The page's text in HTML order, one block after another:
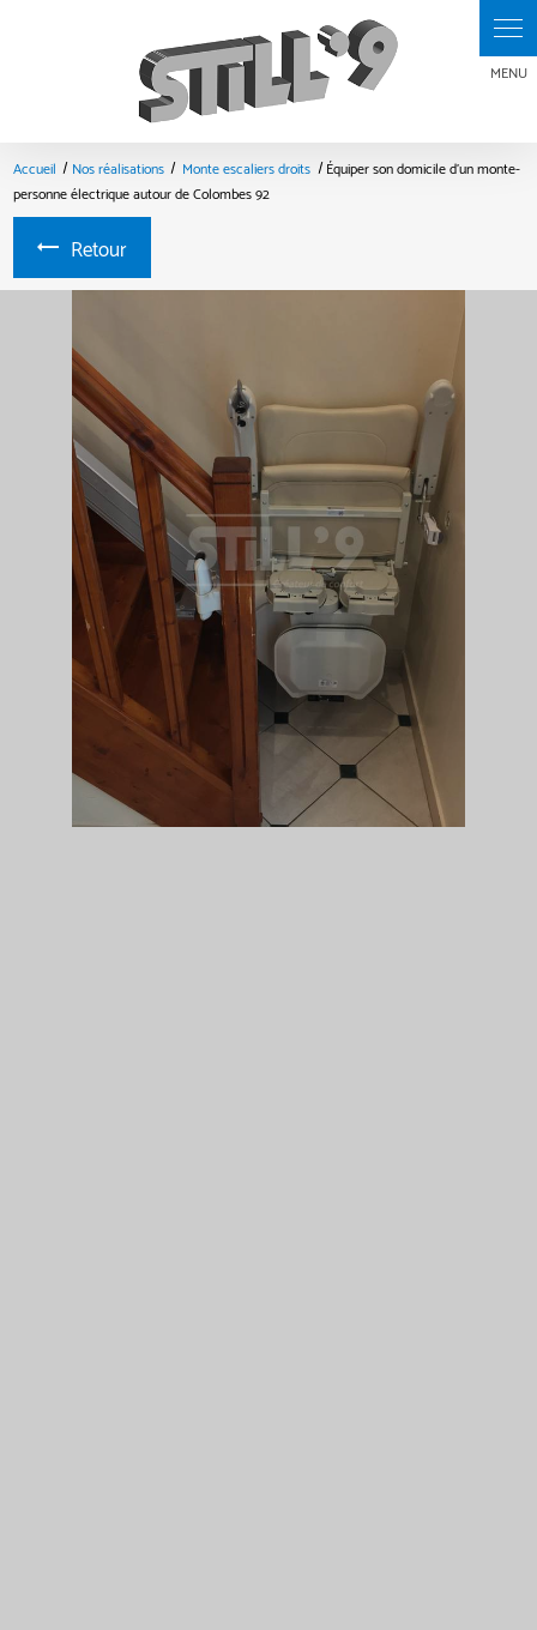
Accueil Nos réalisations Monte escaliers droits
Équiper son domicile d'un monte-
personne électrique autour de Colombes 92
Retour